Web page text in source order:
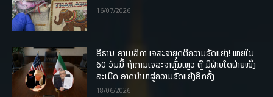
16/07/2026
ອີຣານ-ອາເມລິກາ ເຈລະຈາຍຸດຕິຄວາມຂັດແຍ່ງ! ພາຍໃນ
60 ວັນນີ້ ຖ້າການເຈລະຈາຫຼົ້ມເຫຼວ ຫຼື ມີຝ່າຍໃດຝ່າຍໜຶ່ງ
ລະເມີດ ອາດນໍາມາສູ່ຄວາມຂັດແຍ້ງອີກຄັ້ງ
18/06/2026